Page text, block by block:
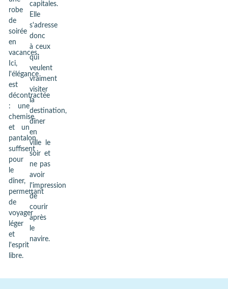
robe
de
soirée
en
vacances.
Ici,
l'élégance
est
décontractée
: une
chemise
et un
pantalon
suffisent
pour
le
dîner,
permettant
de
voyager
léger
et
l'esprit
libre.
capitales.
Elle
s'adresse
donc
à ceux
qui
veulent
vraiment
visiter
la
destination,
dîner
en
ville le
soir et
ne pas
avoir
l'impression
de
courir
après
le
navire.